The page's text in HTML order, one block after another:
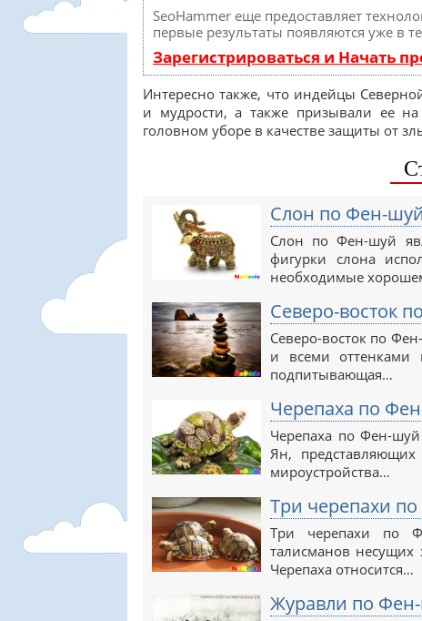
SeoHammer еще предоставляет
первые результаты появляются уже в
Зарегистрироваться и Начать
Интересно также, что индейцы
и мудрости, а также призывали ее
головном уборе в качестве защиты от
Слон по Фен-шуй
Слон по Фен-шуй
фигурки слона
необходимые
Северо-восток
Северо-восток по
и всеми оттенками
подпитывающая…
Черепаха по
Черепаха по Фен-
Ян, представляющих
мироустройства…
Три черепахи
Три черепахи по
талисманов несущих
Черепаха относится…
Журавли по